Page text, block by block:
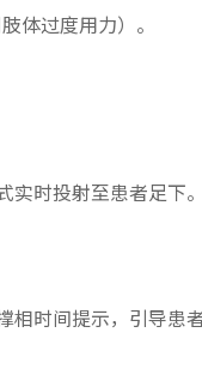
体过度用力）。
实时投射至患者足
时间提示，引导患